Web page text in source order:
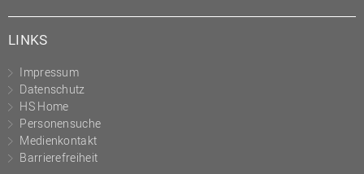
LINKS
Impressum
Datenschutz
HS Home
Personensuche
Medienkontakt
Barrierefreiheit